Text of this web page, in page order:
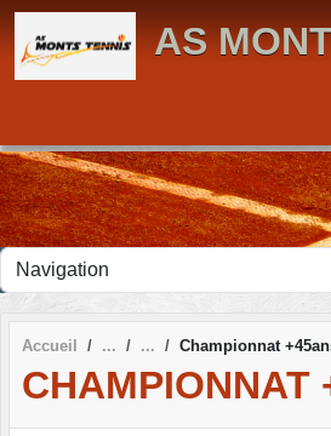
AS
Accueil Championnat
CHAMPIONNAT
Panneau de gestion des cookies